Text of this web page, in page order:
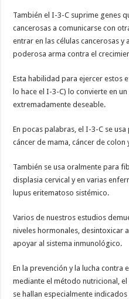
También el I-3-C suprime genes
cancerosas a comunicarse con
entrar en las células cancerosas y
poderosa arma contra el
Esta habilidad para ejercer estos
lo hace el I-3-C) lo convierte en
extremadamente deseable.
En pocas palabras, el I-3-C se
cáncer de mama, cáncer de
También se usa oralmente para
displasia cervical y en varias
lupus eritematoso sistémico.
Varios de nuestros estudios
niveles hormonales, desintoxicar
apoyar al sistema inmunológico.
En la prevención y la lucha contra
mediante el método nutricional,
se hallan especialmente